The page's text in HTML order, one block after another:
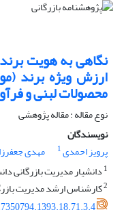
نگاهی به هویت
ارزش ویژه برند
محصولات لبنی و
نوع مقاله : مقاله پژوهشی
نویسندگان
پرویز احمدی1 مهدی
1 دانشیار مدیریت بازرگانی
2کارشناس ارشد مدیریت